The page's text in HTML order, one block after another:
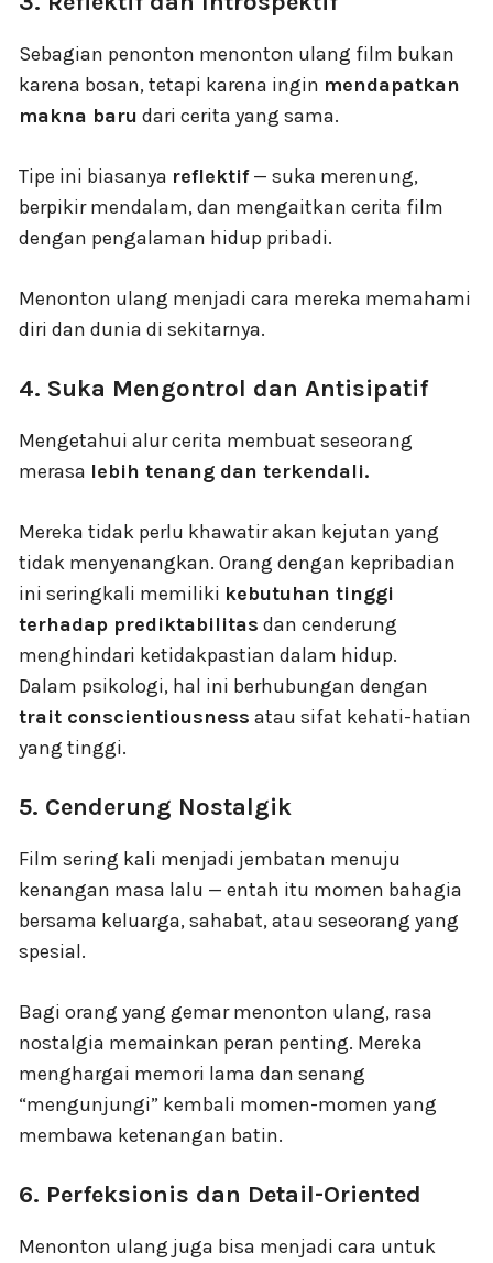
Sebagian penonton menonton ulang film bukan
karena bosan, tetapi karena ingin mendapatkan
makna baru dari cerita yang sama.
Tipe ini biasanya reflektif— suka merenung,
berpikir mendalam, dan mengaitkan cerita film
dengan pengalaman hidup pribadi.
Menonton ulang menjadi cara mereka memahami
diri dan dunia di sekitarnya.
4. Suka Mengontrol dan Antisipatif
Mengetahui alur cerita membuat seseorang
merasa lebih tenang dan terkendali.
Mereka tidak perlu khawatir akan kejutan yang
tidak menyenangkan. Orang dengan kepribadian
ini seringkali memiliki kebutuhan tinggi
terhadap prediktabilitas dan cenderung
menghindari ketidakpastian dalam hidup.
Dalam psikologi, hal ini berhubungan dengan
trait conscientiousness atau sifat kehati-hatian
yang tinggi.
5. Cenderung Nostalgik
Film sering kali menjadi jembatan menuju
kenangan masa lalu — entah itu momen bahagia
bersama keluarga, sahabat, atau seseorang yang
spesial.
Bagi orang yang gemar menonton ulang, rasa
nostalgia memainkan peran penting. Mereka
menghargai memori lama dan senang
“mengunjungi” kembali momen-momen yang
membawa ketenangan batin.
6. Perfeksionis dan Detail-Oriented
Menonton ulang juga bisa menjadi cara untuk